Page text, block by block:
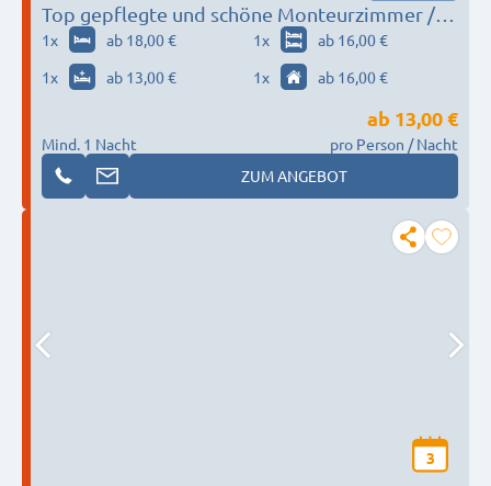
Top gepflegte und schöne Monteurzimmer /
Wohnung
1x ab 18,00 € 1x
ab 16,00 €
1x ab 13,00 € 1x ab 16,00 €
Mind. 1 Nacht
ab 13,00 €
pro Person / Nacht
ZUM ANGEBOT
3